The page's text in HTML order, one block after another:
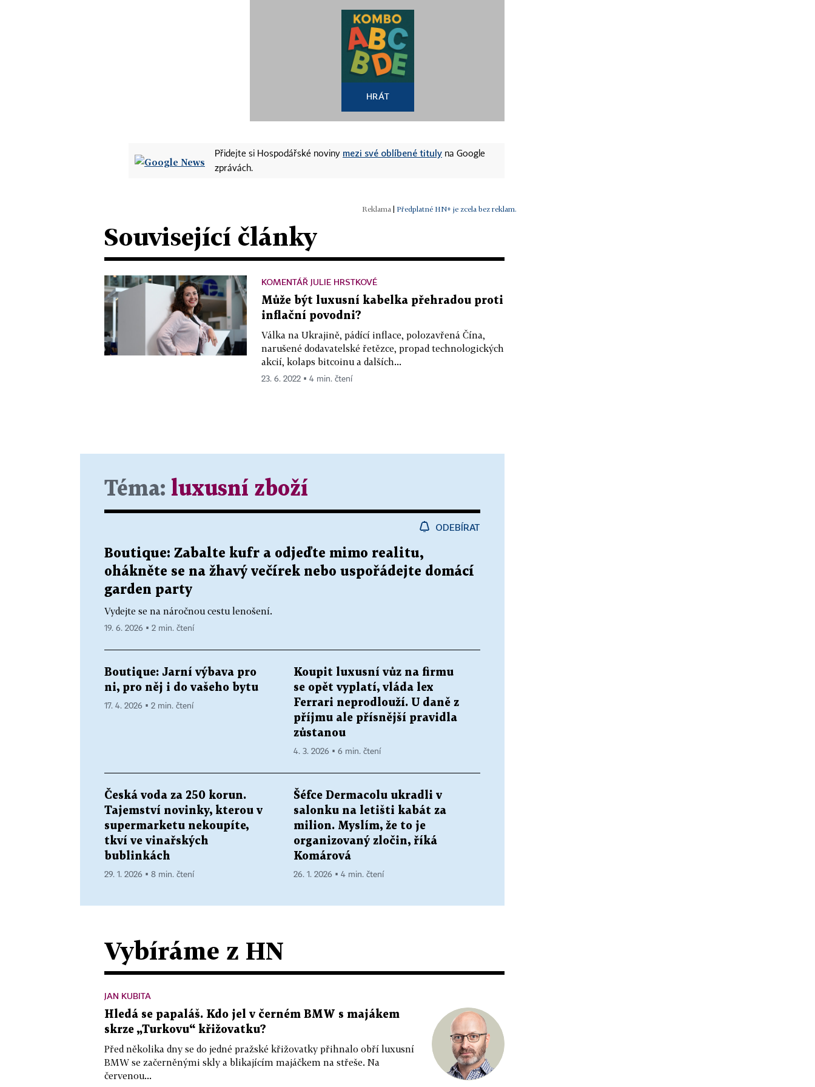
HRÁT
Přidejte si Hospodářské noviny mezi své oblíbené tituly na Google
zprávách.
| Předplatné HN+ je zcela bez reklam.
Související články
KOMENTÁŘ JULIE HRSTKOVÉ
Může být luxusní kabelka přehradou proti
inflační povodni?
Válka na Ukrajině, pádící inflace, polozavřená Čína,
narušené dodavatelské řetězce, propad technologických
akcií, kolaps bitcoinu a dalších...
23. 6. 2022 ▪ 4 min. čtení
Téma: luxusní zboží
ODEBÍRAT
Boutique: Zabalte kufr a odjeďte mimo realitu,
ohákněte se na žhavý večírek nebo uspořádejte domácí
garden party
Vydejte se na náročnou cestu lenošení.
19. 6. 2026 ▪ 2 min. čtení
Boutique: Jarní výbava pro
ni, pro něj i do vašeho bytu
17. 4. 2026 ▪ 2 min. čtení
Koupit luxusní vůz na firmu
se opět vyplatí, vláda lex
Ferrari neprodlouží. U daně z
příjmu ale přísnější pravidla
zůstanou
4. 3. 2026 ▪ 6 min. čtení
Česká voda za 250 korun.
Tajemství novinky, kterou v
supermarketu nekoupíte,
tkví ve vinařských
bublinkách
29. 1. 2026 ▪ 8 min. čtení
Šéfce Dermacolu ukradli v
salonku na letišti kabát za
milion. Myslím, že to je
organizovaný zločin, říká
Komárová
26. 1. 2026 ▪ 4 min. čtení
Vybíráme z HN
JAN KUBITA
Hledá se papaláš. Kdo jel v černém BMW s majákem
skrze „Turkovu“ křižovatku?
Před několika dny se do jedné pražské křižovatky přihnalo obří luxusní
BMW se začerněnými skly a blikajícím majáčkem na střeše. Na
červenou...